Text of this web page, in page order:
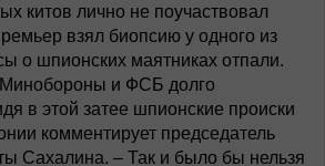
китов лично не поучаствовал
взял биопсию у одного из
о шпионских маятниках отпали.
и ФСБ долго
в этой затее шпионские происки
комментирует председатель
Сахалина. – Так и было бы нельзя